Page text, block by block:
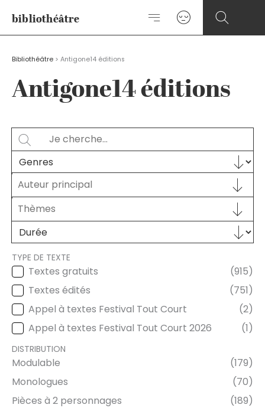
contenu
bibliothéâtre
Bibliothéâtre > Antigone14 éditions
Antigone14 éditions
SEARCH
Rechercher
GENRES
Sélectionnez le contenu
AUTEUR PRINCIPAL
Auteur principal
Auteur principal
THÈMES
Sélectionnez le contenu
Sélectionnez le contenu
DURÉE
Sélectionnez le contenu
TYPE DE TEXTE
TYPE DE TEXTE
Textes gratuits
(915)
Textes édités
(751)
Appel à textes Festival Tout Court
(2)
Appel à textes Festival Tout Court 2026
(1)
DISTRIBUTION
Modulable
(179)
Monologues
(70)
Pièces à 2 personnages
(189)